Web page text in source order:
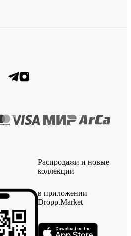
Распродажи и новые
коллекции
в приложении
Dropp.Market